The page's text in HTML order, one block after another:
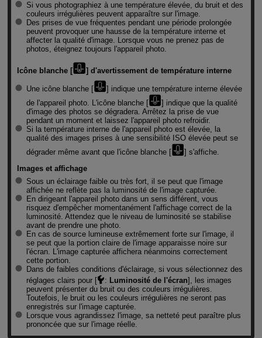
Si vous photographiez à une température élevée, du bruit et des
couleurs irrégulières peuvent apparaître sur l'image.
Des prises de vue fréquentes pendant une période prolongée
peuvent provoquer une hausse de la température interne et
affecter la qualité d'image. Lorsque vous ne prenez pas de
photos, éteignez toujours l'appareil photo.
Icône blanche [ ] d'avertissement de température interne
Une icône blanche [
] indique une température interne élevée
de l'appareil photo. L'icône blanche [
] indique que la qualité
d'image des photos se dégradera. Arrêtez la prise de vue
pendant un moment et laissez l'appareil photo refroidir.
Si la température interne de l'appareil photo est élevée, la
qualité des images prises à une sensibilité ISO élevée peut se
dégrader même avant que l'icône blanche [
] s'affiche.
Images et affichage
Sous un éclairage faible ou très fort, il se peut que l'image
affichée ne reflète pas la luminosité de l'image capturée.
En dirigeant l'appareil photo dans un sens différent, vous
risquez d'empêcher momentanément l'affichage correct de la
luminosité. Attendez que le niveau de luminosité se stabilise
avant de prendre une photo.
En cas de source lumineuse extrêmement forte sur l'image, il
se peut que la portion claire de l'image apparaisse noire sur
l'écran. L'image capturée affichera néanmoins correctement
cette portion.
Dans de faibles conditions d'éclairage, si vous sélectionnez des
réglages clairs pour [
: Luminosité de l'écran], les images
peuvent présenter du bruit ou des couleurs irrégulières.
Toutefois, le bruit ou les couleurs irrégulières ne seront pas
enregistrés sur l'image capturée.
Lorsque vous agrandissez l'image, sa netteté peut paraître plus
prononcée que sur l'image réelle.